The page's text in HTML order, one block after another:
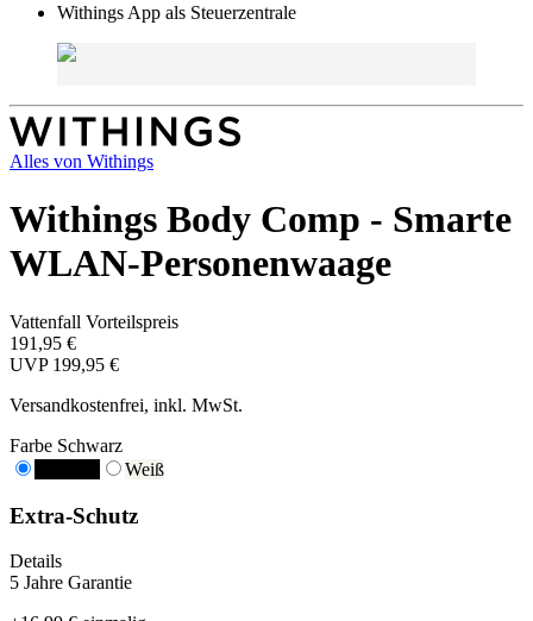
Withings App als Steuerzentrale
Alles von Withings
Withings Body Comp - Smarte
WLAN-Personenwaage
Vattenfall Vorteilspreis
191,95 €
UVP 199,95 €
Versandkostenfrei, inkl. MwSt.
Farbe Schwarz
Weiß
Extra-Schutz
Details
5 Jahre Garantie